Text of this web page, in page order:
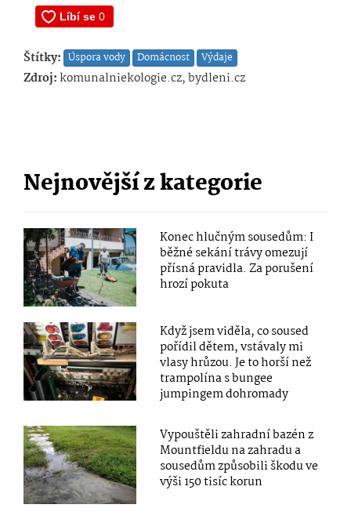
Štítky: Úspora vody Domácnost Výdaje
Zdroj:komunalniekologie.cz, bydleni.cz
Nejnovější z kategorie
Konec hlučným sousedům: I
běžné sekání trávy omezují
přísná pravidla. Za porušení
hrozí pokuta
Když jsem viděla, co soused
pořídil dětem, vstávaly mi
vlasy hrůzou. Je to horší než
trampolína s bungee
jumpingem dohromady
Vypouštěli zahradní bazén z
Mountfieldu na zahradu a
sousedům způsobili škodu ve
výši 150 tisíc korun